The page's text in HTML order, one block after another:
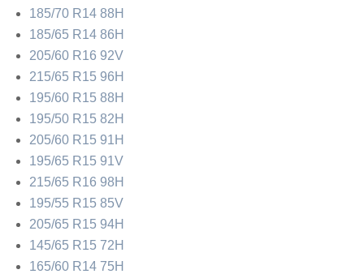
185/70 R14 88H
185/65 R14 86H
205/60 R16 92V
215/65 R15 96H
195/60 R15 88H
195/50 R15 82H
205/60 R15 91H
195/65 R15 91V
215/65 R16 98H
195/55 R15 85V
205/65 R15 94H
145/65 R15 72H
165/60 R14 75H